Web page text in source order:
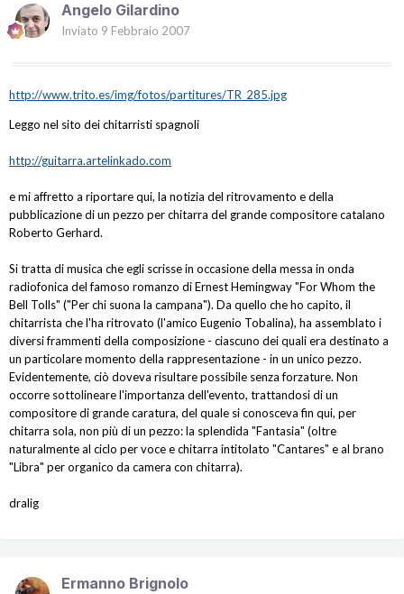
Angelo Gilardino
Inviato 9 Febbraio 2007
http://www.trito.es/img/fotos/partitures/TR_285.jpg
Leggo nel sito dei chitarristi spagnoli
http://guitarra.artelinkado.com
e mi affretto a riportare qui, la notizia del ritrovamento e della
pubblicazione di un pezzo per chitarra del grande compositore catalano
Roberto Gerhard.
Si tratta di musica che egli scrisse in occasione della messa in onda
radiofonica del famoso romanzo di Ernest Hemingway "For Whom the
Bell Tolls" ("Per chi suona la campana"). Da quello che ho capito, il
chitarrista che l'ha ritrovato (l'amico Eugenio Tobalina), ha assemblato i
diversi frammenti della composizione - ciascuno dei quali era destinato a
un particolare momento della rappresentazione - in un unico pezzo.
Evidentemente, ciò doveva risultare possibile senza forzature. Non
occorre sottolineare l'importanza dell'evento, trattandosi di un
compositore di grande caratura, del quale si conosceva fin qui, per
chitarra sola, non più di un pezzo: la splendida "Fantasia" (oltre
naturalmente al ciclo per voce e chitarra intitolato "Cantares" e al brano
"Libra" per organico da camera con chitarra).
dralig
Ermanno Brignolo